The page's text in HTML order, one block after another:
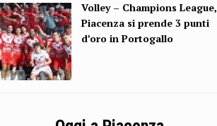
Volley – Champions League,
Piacenza si prende 3 punti
d’oro in Portogallo